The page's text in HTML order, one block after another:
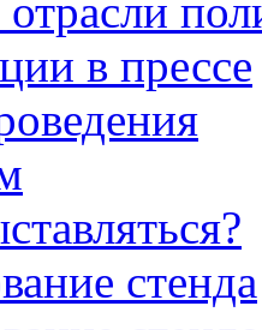
в прессе
стенда